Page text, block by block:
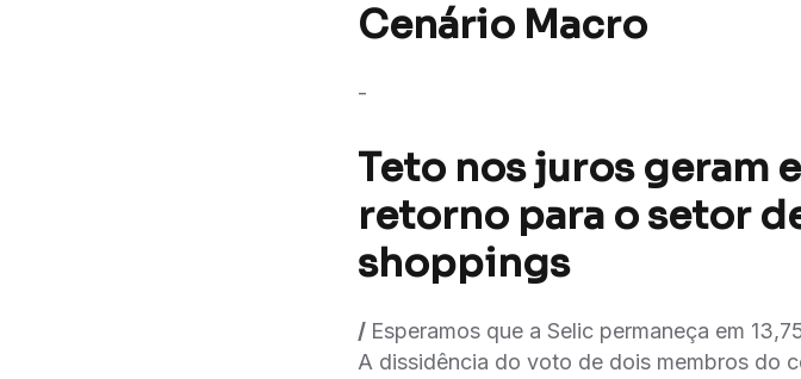
Cenário Macro
-
Teto nos juros geram
retorno para o setor
shoppings
/ Esperamos que a Selic permaneça em
A dissidência do voto de dois membros do